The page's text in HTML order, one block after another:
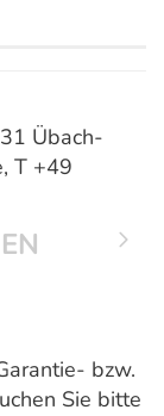
Übach-
T +49
bzw.
Sie bitte